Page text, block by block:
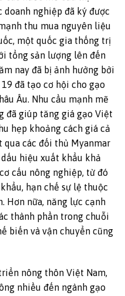
doanh nghiệp đã ký được
thu mua nguyên liệu
một quốc gia thống trị
tổng sản lượng lên đến
nay đã bị ảnh hưởng bởi
đã tạo cơ hội cho gạo
Âu. Nhu cầu mạnh mẽ
đã giúp tăng giá gạo Việt
hẹp khoảng cách giá cả
qua các đối thủ Myanmar
hiệu xuất khẩu khả
cấu nông nghiệp, từ đó
hạn chế sự lệ thuộc
Hơn nữa, năng lực cạnh
thành phần trong chuỗi
biến và vận chuyển cũng
nông thôn Việt Nam,
nhiều đến ngành gạo